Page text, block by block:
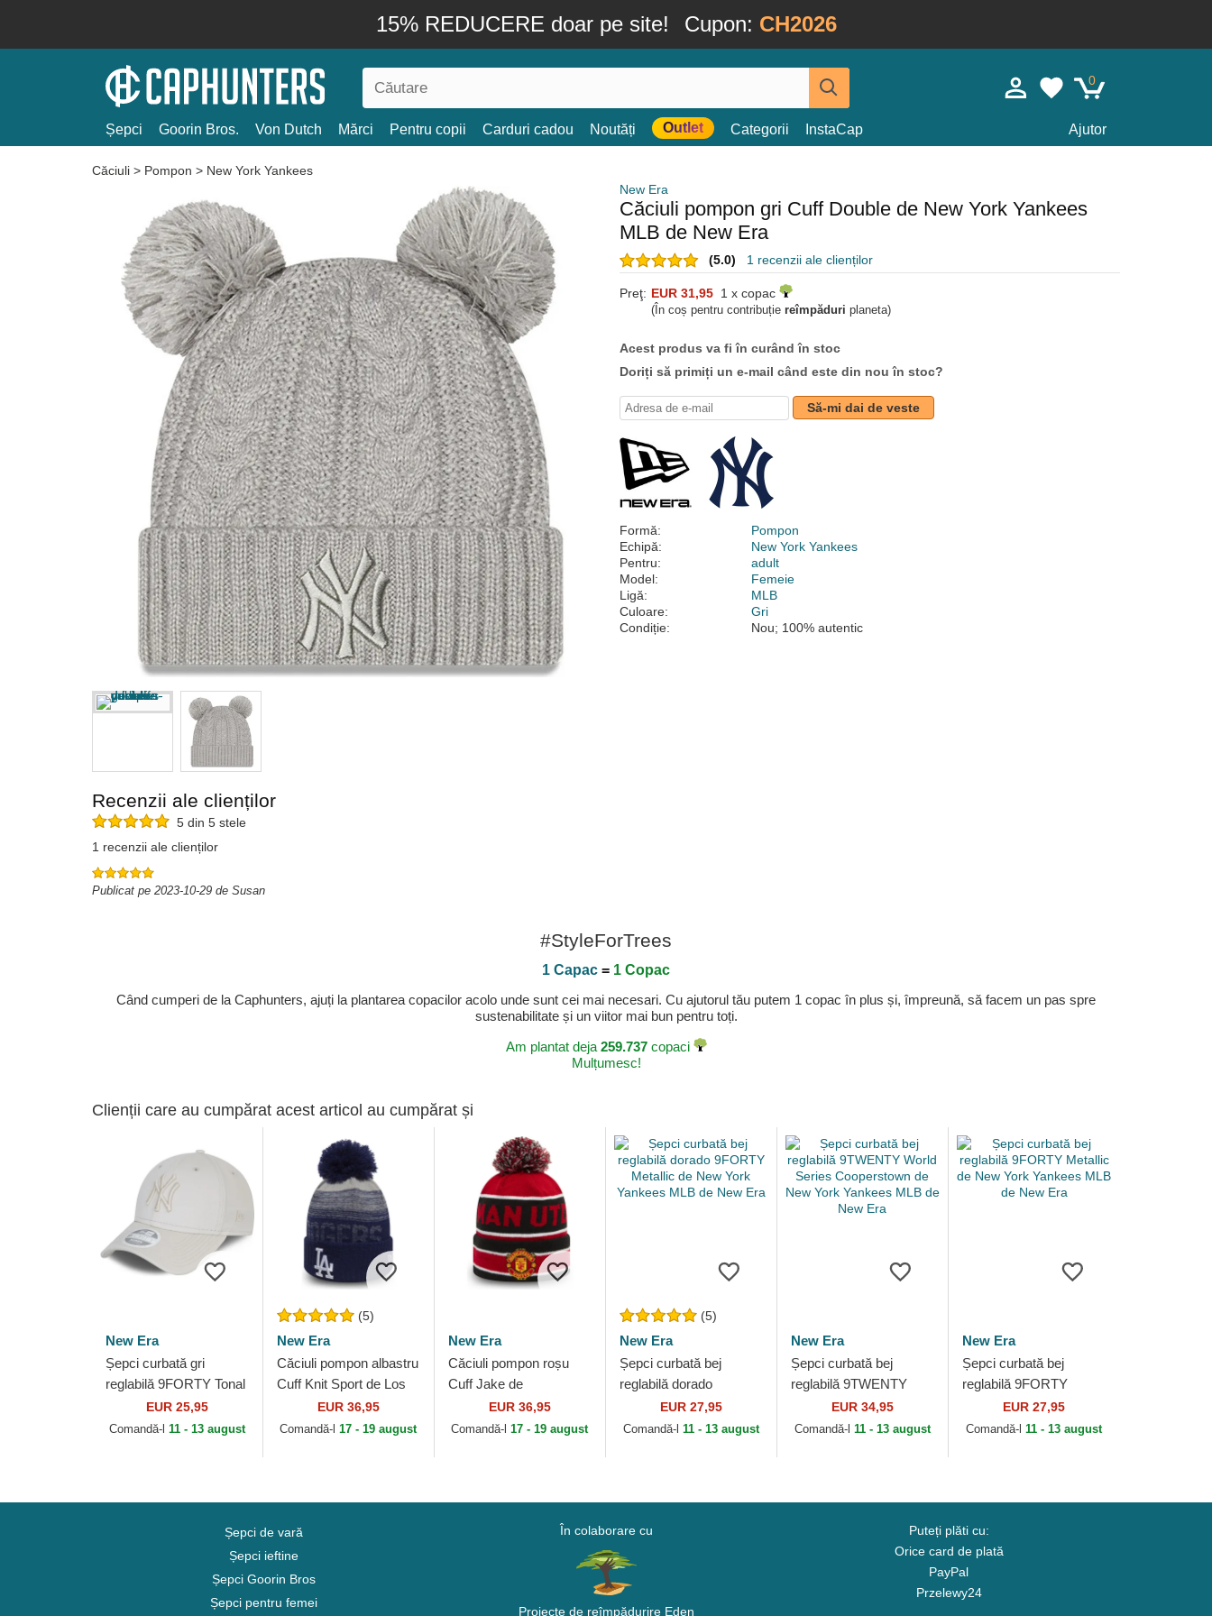
15% REDUCERE doar pe site! Cupon: CH2026
0
Șepci Goorin Bros. Von Dutch Mărci Pentru copii Carduri cadou Noutăți Outlet Categorii InstaCap Ajutor
Căciuli > Pompon > New York Yankees
New Era
Căciuli pompon gri Cuff Double de New York Yankees
MLB de New Era
(5.0) 1 recenzii ale clienților
Preţ: EUR 31,95 1 x copac
(În coș pentru contribuție reîmpăduri planeta)
Acest produs va fi în curând în stoc
Doriți să primiți un e-mail când este din nou în stoc?
Să-mi dai de veste
Formă:
Pompon
Echipă:
New York Yankees
Pentru:
adult
Model:
Femeie
Ligă:
MLB
Culoare:
Gri
Condiție:
Nou; 100% autentic
Recenzii ale clienților
5 din 5 stele
1 recenzii ale clienților
Publicat pe 2023-10-29 de Susan
#StyleForTrees
1 Capac = 1 Copac
Când cumperi de la Caphunters, ajuți la plantarea copacilor acolo unde sunt cei mai necesari. Cu ajutorul tău putem 1 copac în plus și, împreună, să facem un pas spre
sustenabilitate și un viitor mai bun pentru toți.
Am plantat deja 259.737copaci
Mulțumesc!
Clienții care au cumpărat acest articol au cumpărat și
New Era
Șepci curbată gri
reglabilă 9FORTY Tonal
de New York Yankees
MLB de New Era
EUR 25,95
Comandă-l 11 - 13 august
(5)
New Era
Căciuli pompon albastru
Cuff Knit Sport de Los
Angeles Dodgers MLB
de New Era
EUR 36,95
Comandă-l17 - 19 august
New Era
Căciuli pompon roșu
Cuff Jake de
Manchester United
Football Club Premier
EUR 36,95
Comandă-l17 - 19 august
(5)
New Era
Șepci curbată bej
reglabilă dorado
9FORTY Metallic de
New York Yankees
EUR 27,95
Comandă-l 11 - 13 august
New Era
Șepci curbată bej
reglabilă 9TWENTY
World Series
Cooperstown de New
EUR 34,95
Comandă-l 11 - 13 august
New Era
Șepci curbată bej
reglabilă 9FORTY
Metallic de New York
Yankees MLB de New
EUR 27,95
Comandă-l11 - 13 august
Șepci de vară
Șepci ieftine
Șepci Goorin Bros
Șepci pentru femei
În colaborare cu
Proiecte de reîmpădurire Eden
Puteți plăti cu:
Orice card de plată
PayPal
Przelewy24